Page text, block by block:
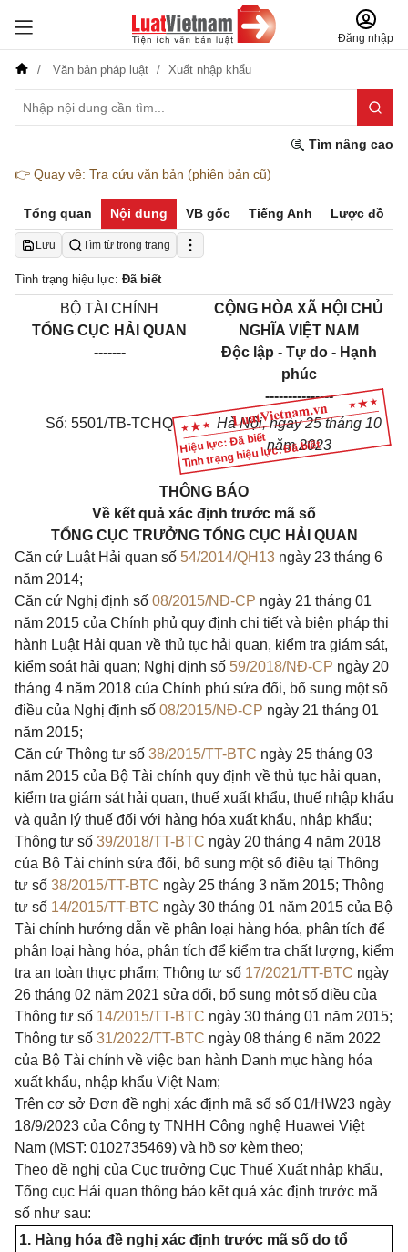
Đăng nhập
Văn bản pháp luật Xuất nhập khẩu
Tìm nâng cao
👉 Quay về: Tra cứu văn bản (phiên bản cũ)
Tổng quan Nội dung VB gốc Tiếng Anh Lược đồ
Lưu Tìm từ trong trang
Tình trạng hiệu lực: Đã biết
Hiệu lực: Đã biết
Tình trạng hiệu lực: Đã biết
BỘ TÀI CHÍNH
TỔNG CỤC HẢI QUAN
-------
CỘNG HÒA XÃ HỘI CHỦ
NGHĨA VIỆT NAM
Độc lập - Tự do - Hạnh
phúc
---------------
Số: 5501/TB-TCHQ
Hà Nội, ngày 25 tháng 10
năm 2023
THÔNG BÁO
Về kết quả xác định trước mã số
TỔNG CỤC TRƯỞNG TỔNG CỤC HẢI QUAN
Căn cứ Luật Hải quan số 54/2014/QH13 ngày 23 tháng 6
năm 2014;
Căn cứ Nghị định số 08/2015/NĐ-CP ngày 21 tháng 01
năm 2015 của Chính phủ quy định chi tiết và biện pháp thi
hành Luật Hải quan về thủ tục hải quan, kiểm tra giám sát,
kiểm soát hải quan; Nghị định số 59/2018/NĐ-CP ngày 20
tháng 4 năm 2018 của Chính phủ sửa đổi, bổ sung một số
điều của Nghị định số 08/2015/NĐ-CP ngày 21 tháng 01
năm 2015;
Căn cứ Thông tư số 38/2015/TT-BTC ngày 25 tháng 03
năm 2015 của Bộ Tài chính quy định về thủ tục hải quan,
kiểm tra giám sát hải quan, thuế xuất khẩu, thuế nhập khẩu
và quản lý thuế đối với hàng hóa xuất khẩu, nhập khẩu;
Thông tư số 39/2018/TT-BTC ngày 20 tháng 4 năm 2018
của Bộ Tài chính sửa đổi, bổ sung một số điều tại Thông
tư số 38/2015/TT-BTC ngày 25 tháng 3 năm 2015; Thông
tư số 14/2015/TT-BTC ngày 30 tháng 01 năm 2015 của Bộ
Tài chính hướng dẫn về phân loại hàng hóa, phân tích để
phân loại hàng hóa, phân tích để kiểm tra chất lượng, kiểm
tra an toàn thực phẩm; Thông tư số 17/2021/TT-BTC ngày
26 tháng 02 năm 2021 sửa đổi, bổ sung một số điều của
Thông tư số 14/2015/TT-BTC ngày 30 tháng 01 năm 2015;
Thông tư số 31/2022/TT-BTC ngày 08 tháng 6 năm 2022
của Bộ Tài chính về việc ban hành Danh mục hàng hóa
xuất khẩu, nhập khẩu Việt Nam;
Trên cơ sở Đơn đề nghị xác định mã số số 01/HW23 ngày
18/9/2023 của Công ty TNHH Công nghệ Huawei Việt
Nam (MST: 0102735469) và hồ sơ kèm theo;
Theo đề nghị của Cục trưởng Cục Thuế Xuất nhập khẩu,
Tổng cục Hải quan thông báo kết quả xác định trước mã
số như sau:
1. Hàng hóa đề nghị xác định trước mã số do tổ